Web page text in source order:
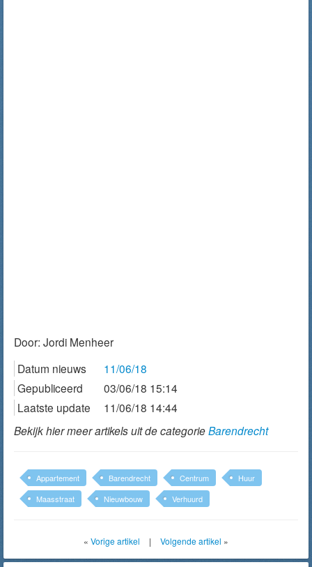
Door: Jordi Menheer
Datum nieuws
11/06/18
Gepubliceerd
03/06/18 15:14
Laatste update
11/06/18 14:44
Bekijk hier meer artikels uit de categorieBarendrecht
Appartement Barendrecht Centrum
Huur
Maasstraat
Nieuwbouw Verhuurd
« Vorige artikel | Volgende artikel »